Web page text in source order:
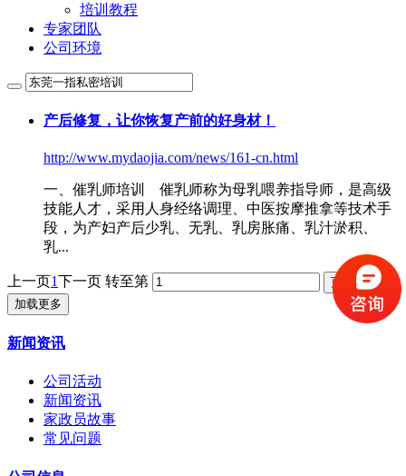
培训教程
专家团队
公司环境
产后修复，让你恢复产前的好身材！
http://www.mydaojia.com/news/161-cn.html
一、催乳师培训 催乳师称为母乳喂养指导师，是高级
技能人才，采用人身经络调理、中医按摩推拿等技术手
段，为产妇产后少乳、无乳、乳房胀痛、乳汁淤积、
乳...
上一页1下一页 转至第
加载更多
新闻资讯
公司活动
新闻资讯
家政员故事
常见问题